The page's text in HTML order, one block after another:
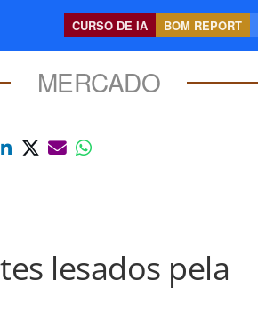
CURSO DE IA BOM REPORT
MERCADO
lesados pela